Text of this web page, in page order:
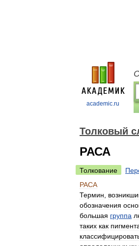
academic.ru
Толковый
РАСА
Толкование
РАСА
Термин
обозначения
большая группа
таких как